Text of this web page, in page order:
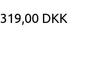
319,00 DKK